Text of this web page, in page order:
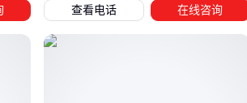
温区：选用 低钙耐火水泥
，其铝酸钙含
度又兼顾经济性
查看电话 在线咨询